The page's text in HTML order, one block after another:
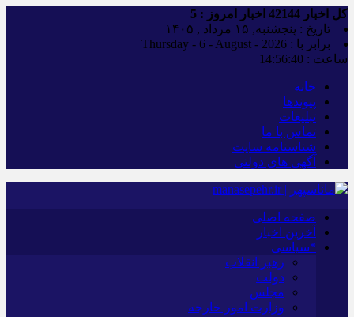
کل اخبار اخبار امروز : 5
تاریخ : پنجشنبه, ۱۵ مرداد , ۱۴۰۵
برابر با : Thursday - 6 - August - 2026
ساعت : 14:56:41
خانه
پیوندها
تبلیغات
تماس با ما
شناسنامه سایت
آگهی های دولتی
صفحه اصلی
آخرین اخبار
*سیاسی
رهبر انقلاب
دولت
مجلس
وزارت امور خارجه